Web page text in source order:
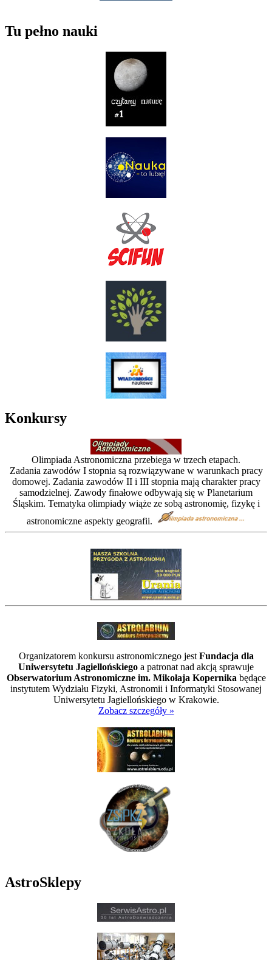
Tu pełno nauki
Konkursy
Olimpiada Astronomiczna przebiega w trzech etapach.
Zadania zawodów I stopnia są rozwiązywane w warunkach pracy
domowej. Zadania zawodów II i III stopnia mają charakter pracy
samodzielnej. Zawody finałowe odbywają się w Planetarium
Śląskim. Tematyka olimpiady wiąże ze sobą astronomię, fizykę i
astronomiczne aspekty geografii.
Organizatorem konkursu astronomicznego jestFundacja dla
Uniwersytetu Jagiellońskiego a patronat nad akcją sprawuje
Obserwatorium Astronomiczne im. Mikołaja Kopernikabędące
instytutem Wydziału Fizyki, Astronomii i Informatyki Stosowanej
Uniwersytetu Jagiellońskiego w Krakowie.
Zobacz szczegóły »
AstroSklepy